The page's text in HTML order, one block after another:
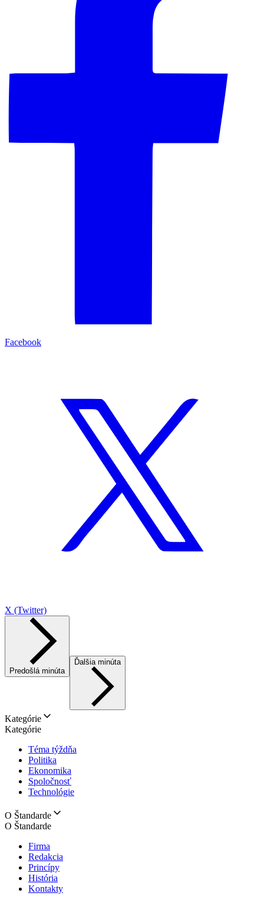
Facebook
X (Twitter)
Predošlá minúta
Ďalšia minúta
Kategórie
Kategórie
Téma týždňa
Politika
Ekonomika
Spoločnosť
Technológie
O Štandarde
O Štandarde
Firma
Redakcia
Princípy
História
Kontakty